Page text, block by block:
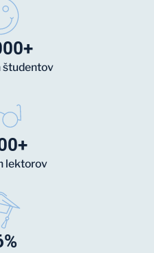
študentov
lektorov